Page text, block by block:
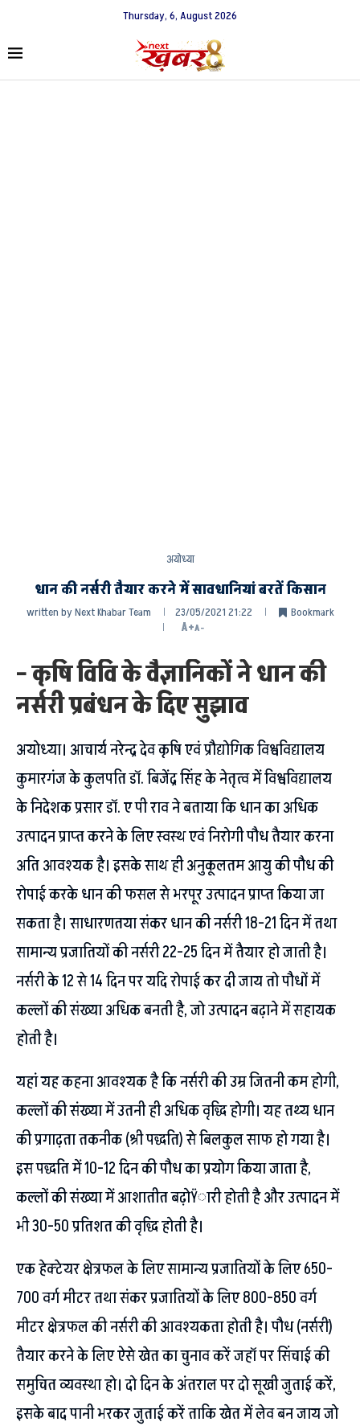
Thursday, 6, August 2026
अयोध्या
धान की नर्सरी तैयार करने में सावधानियां बरतें किसान
written byNext Khabar Team 23/05/2021 21:22
Bookmark
A+A-
– कृषि विवि के वैज्ञानिकों ने धान की
नर्सरी प्रबंधन के दिए सुझाव
अयोध्या। आचार्य नरेन्द्र देव कृषि एवं प्रौद्योगिक विश्वविद्यालय
कुमारगंज के कुलपति डॉ. बिजेंद्र सिंह के नेतृत्व में विश्वविद्यालय
के निदेशक प्रसार डॉ. ए पी राव ने बताया कि धान का अधिक
उत्पादन प्राप्त करने के लिए स्वस्थ एवं निरोगी पौध तैयार करना
अति आवश्यक है। इसके साथ ही अनुकूलतम आयु की पौध की
रोपाई करके धान की फसल से भरपूर उत्पादन प्राप्त किया जा
सकता है। साधारणतया संकर धान की नर्सरी 18-21 दिन में तथा
सामान्य प्रजातियों की नर्सरी 22-25 दिन में तैयार हो जाती है।
नर्सरी के 12 से 14 दिन पर यदि रोपाई कर दी जाय तो पौधों में
कल्लों की संख्या अधिक बनती है, जो उत्पादन बढ़ाने में सहायक
होती है।
यहां यह कहना आवश्यक है कि नर्सरी की उम्र जितनी कम होगी,
कल्लों की संख्या में उतनी ही अधिक वृद्धि होगी। यह तथ्य धान
की प्रगाढ़ता तकनीक (श्री पद्धति) से बिलकुल साफ हो गया है।
इस पद्धति में 10-12 दिन की पौध का प्रयोग किया जाता है,
कल्लों की संख्या में आशातीत बढ़ोŸारी होती है और उत्पादन में
भी 30-50 प्रतिशत की वृद्धि होती है।
एक हेक्टेयर क्षेत्रफल के लिए सामान्य प्रजातियों के लिए 650-
700 वर्ग मीटर तथा संकर प्रजातियों के लिए 800-850 वर्ग
मीटर क्षेत्रफल की नर्सरी की आवश्यकता होती है। पौध (नर्सरी)
तैयार करने के लिए ऐसे खेत का चुनाव करें जहॉ पर सिंचाई की
समुचित व्यवस्था हो। दो दिन के अंतराल पर दो सूखी जुताई करें,
इसके बाद पानी भरकर जुताई करें ताकि खेत में लेव बन जाय जो